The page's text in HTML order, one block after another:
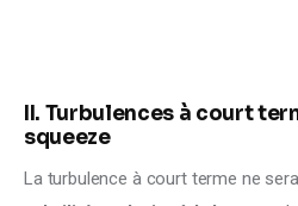
II. Turbulences à court
squeeze
La turbulence à court terme ne